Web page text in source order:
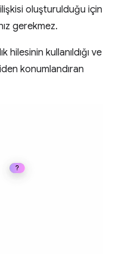
oluşturulduğu için
gerekmez.
hilesinin kullanıldığı ve
konumlandıran